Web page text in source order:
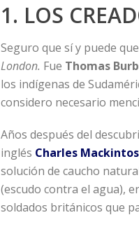
1. LOS
Seguro que sí y puede
London. Fue Thomas
los indígenas de
considero necesario
Años después del
inglés Charles
solución de caucho
(escudo contra el agua),
soldados británicos que